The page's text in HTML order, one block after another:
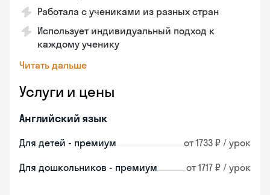
Работала с учениками из разных стран
Использует индивидуальный подход к
каждому ученику
Читать дальше
Услуги и цены
Английский язык
Для детей - премиум от 1733 ₽ / урок
Для дошкольников - премиум от 1717 ₽ / урок